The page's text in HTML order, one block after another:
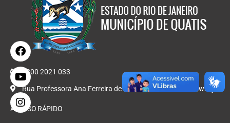
0800 2021 033
Rua Professora Ana Ferreira de Oliveira, Nº 47, Bondarowsky
ACESSO RÁPIDO